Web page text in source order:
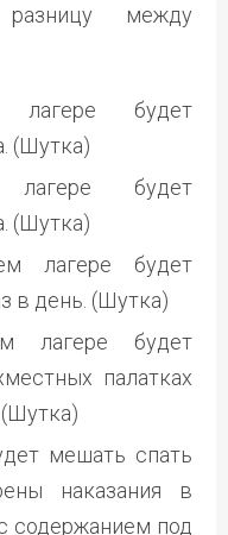
между
будет
(Шутка)
будет
(Шутка)
лагере будет
в день. (Шутка)
лагере будет
палатках
мешать спать
наказания в
содержанием под